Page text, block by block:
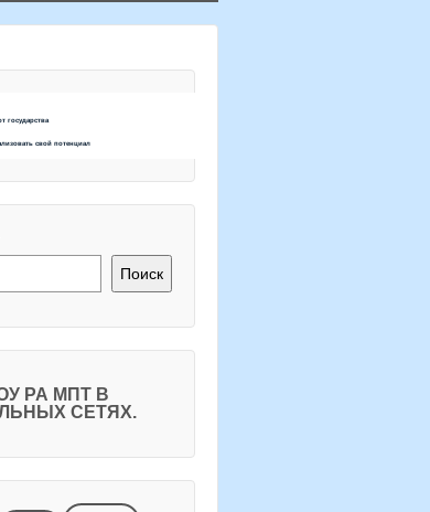
государства
свой потенциал
Поиск
РА МПТ В
СЕТЯХ.